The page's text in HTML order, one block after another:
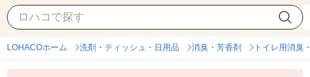
LOHACOホーム 洗剤・ティッシュ・日用品 消臭・芳香剤 トイレ用消臭